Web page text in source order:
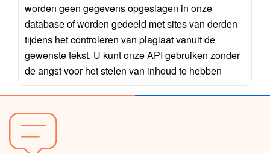
worden geen gegevens opgeslagen in onze
database of worden gedeeld met sites van derden
tijdens het controleren van plagiaat vanuit de
gewenste tekst. U kunt onze API gebruiken zonder
de angst voor het stelen van inhoud te hebben